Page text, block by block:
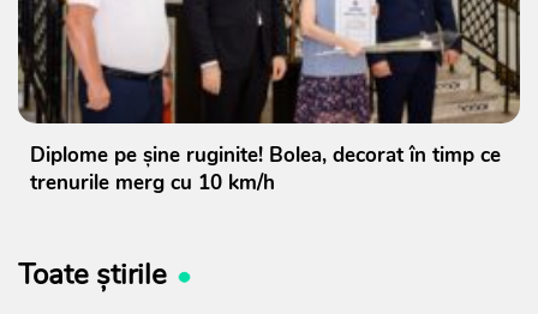
Diplome pe șine ruginite! Bolea, decorat în timp ce
trenurile merg cu 10 km/h
Toate știrile